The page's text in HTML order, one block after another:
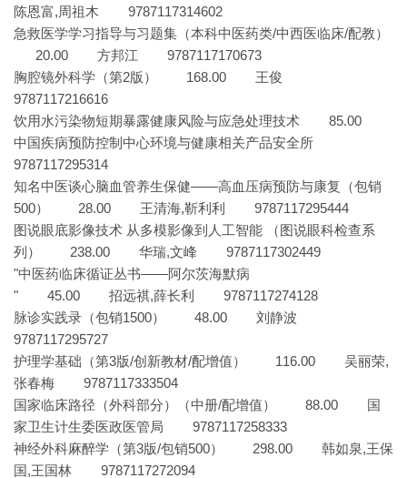
陈恩富,周祖木 9787117314602
急救医学学习指导与习题集（本科中医药类/中西医临床/配教）
20.00 方邦江 9787117170673
胸腔镜外科学（第2版） 168.00 王俊
9787117216616
饮用水污染物短期暴露健康风险与应急处理技术 85.00
中国疾病预防控制中心环境与健康相关产品安全所
9787117295314
知名中医谈心脑血管养生保健——高血压病预防与康复（包销
500） 28.00 王清海,靳利利 9787117295444
图说眼底影像技术 从多模影像到人工智能 （图说眼科检查系
列） 238.00 华瑞,文峰 9787117302449
"中医药临床循证丛书——阿尔茨海默病
" 45.00 招远祺,薛长利 9787117274128
脉诊实践录（包销1500） 48.00 刘静波
9787117295727
护理学基础（第3版/创新教材/配增值） 116.00 吴丽荣,
张春梅 9787117333504
国家临床路径（外科部分）（中册/配增值） 88.00 国
家卫生计生委医政医管局 9787117258333
神经外科麻醉学（第3版/包销500） 298.00 韩如泉,王保
国,王国林 9787117272094